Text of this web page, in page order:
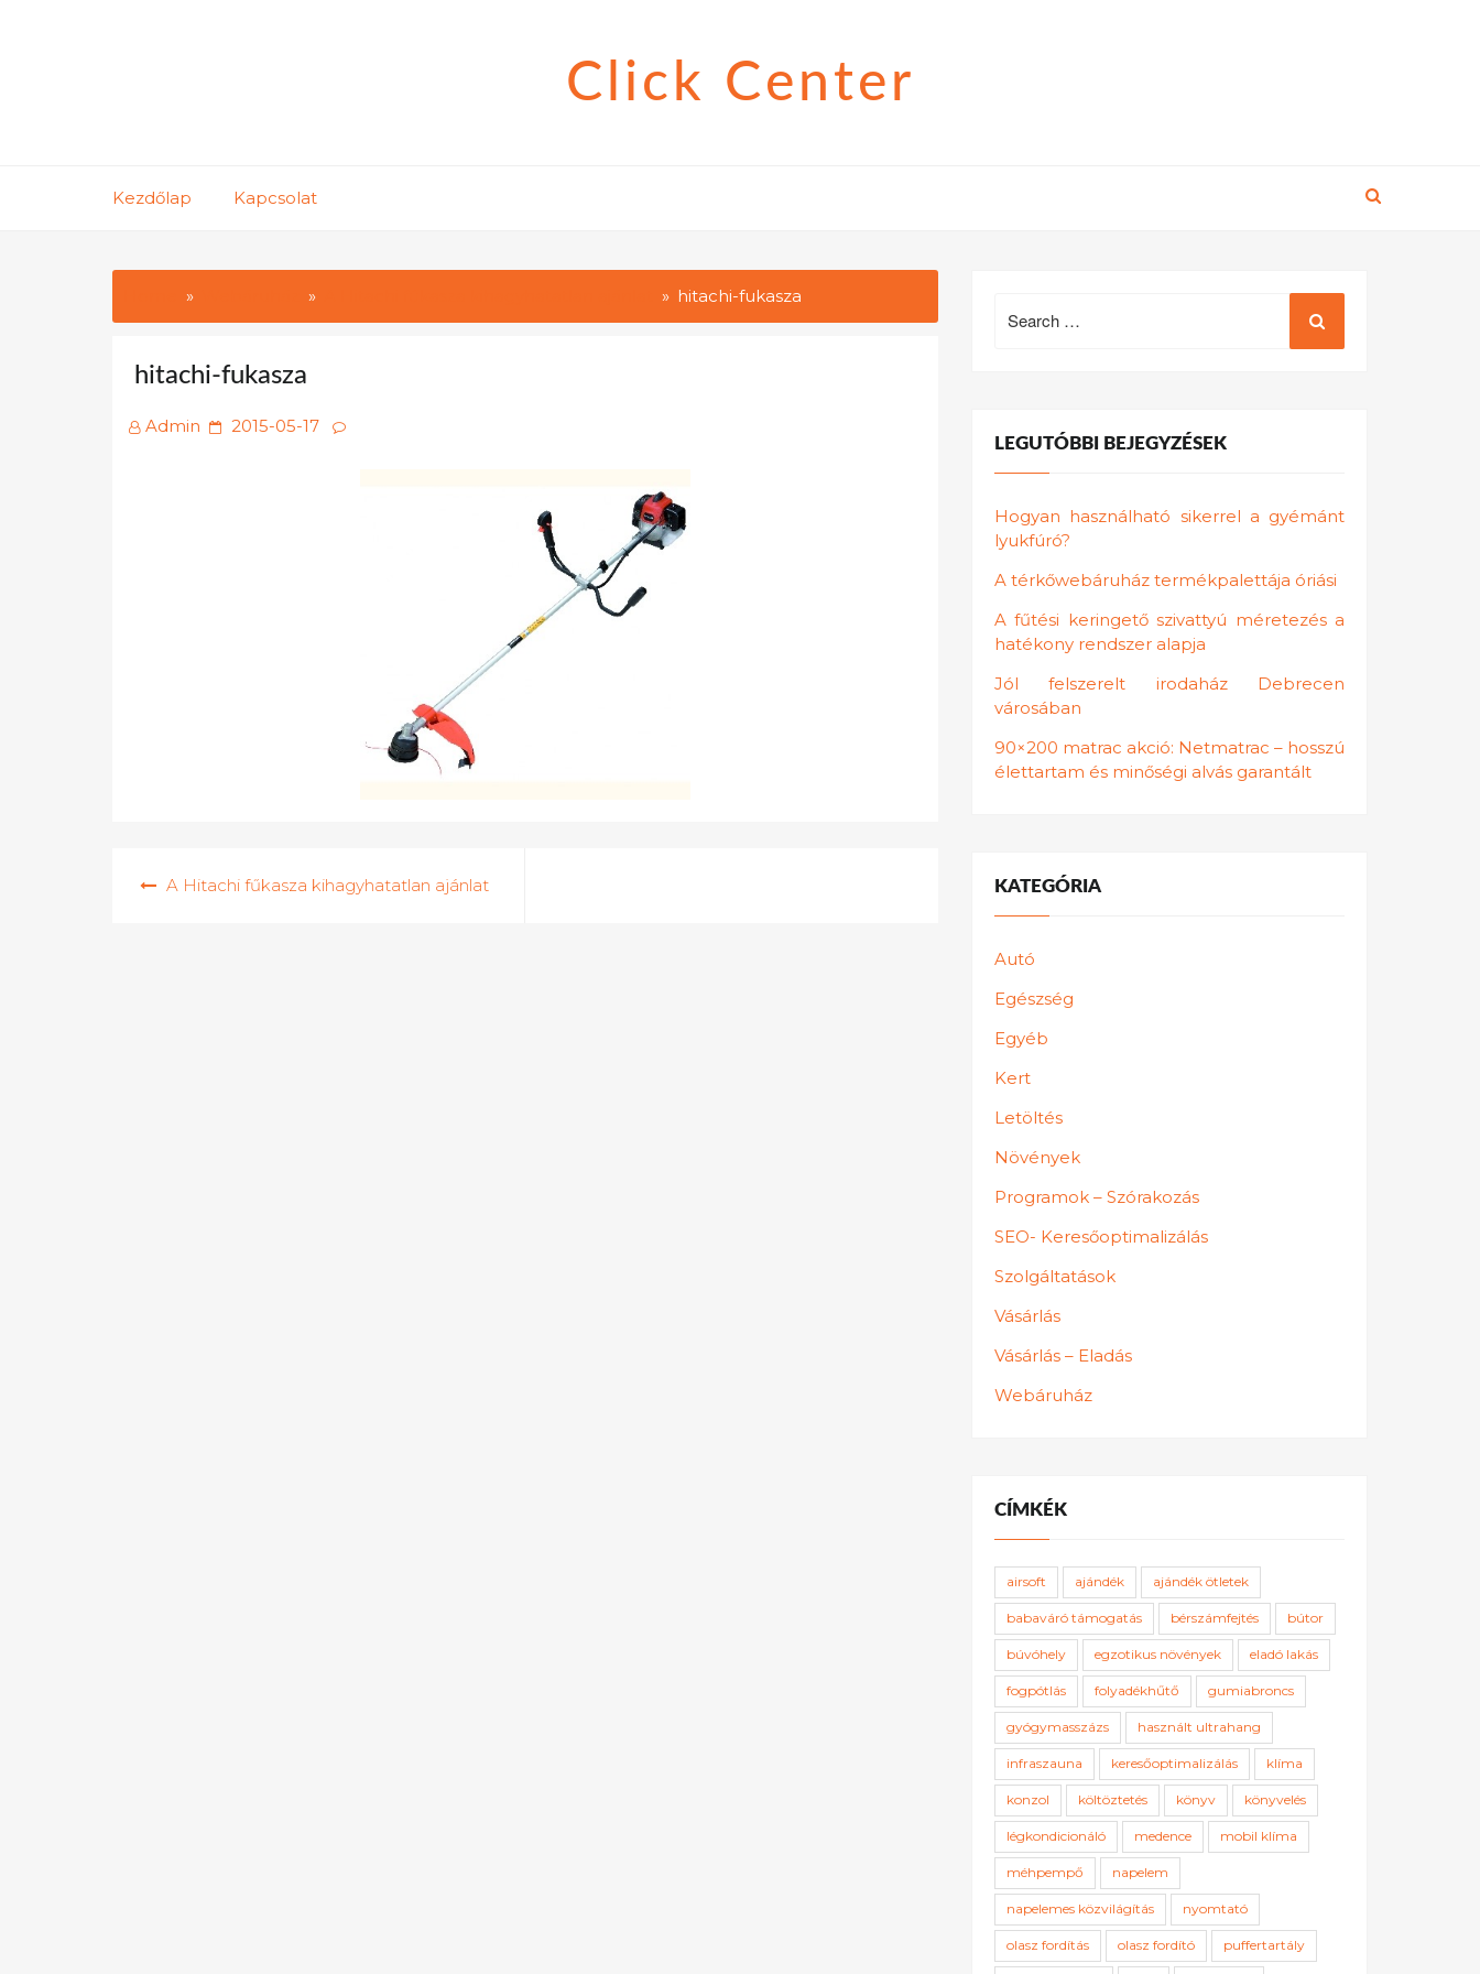
Click Center
Kezdőlap Kapcsolat
hitachi-fukasza
hitachi-fukasza
Admin
Posted
2015-05-17
navigáció
A Hitachi fűkasza kihagyhatatlan ajánlat
for:
LEGUTÓBBI BEJEGYZÉSEK
Hogyan használható sikerrel a gyémánt
lyukfúró?
A térkőwebáruház termékpalettája óriási
A fűtési keringető szivattyú méretezés a
hatékony rendszer alapja
Jól felszerelt irodaház Debrecen
városában
90×200 matrac akció: Netmatrac – hosszú
élettartam és minőségi alvás garantált
KATEGÓRIA
Autó
Egészség
Egyéb
Kert
Letöltés
Növények
Programok – Szórakozás
SEO- Keresőoptimalizálás
Szolgáltatások
Vásárlás
Vásárlás – Eladás
Webáruház
CÍMKÉK
airsoft ajándék ajándék ötletek
babaváró támogatás bérszámfejtés bútor
búvóhely egzotikus növények eladó lakás
fogpótlás folyadékhűtő gumiabroncs
gyógymasszázs használt ultrahang
infraszauna keresőoptimalizálás klíma
konzol költöztetés könyv könyvelés
légkondicionáló medence mobil klíma
méhpempő napelem
napelemes közvilágítás nyomtató
olasz fordítás olasz fordító puffertartály